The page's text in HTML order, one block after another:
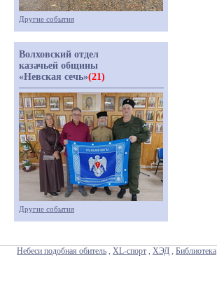
Другие события
Волховский отдел
казачьей общины
«Невская сечь»(21)
Другие события
Небеси подобная обитель , XL-спорт , ХЭД , Библиотека